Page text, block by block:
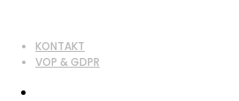
KONTAKT
VOP & GDPR